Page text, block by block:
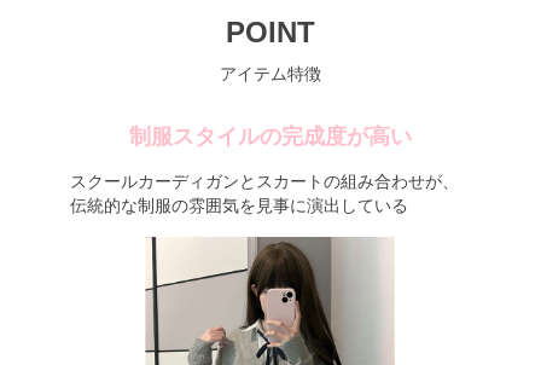
POINT
アイテム特徴
制服スタイルの完成度が高い
スクールカーディガンとスカートの組み合わせが、
伝統的な制服の雰囲気を見事に演出している